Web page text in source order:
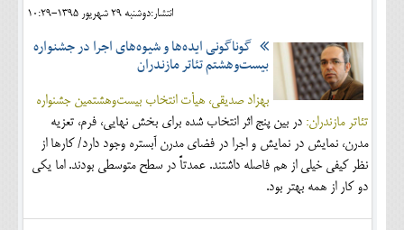
انتشار:دوشنبه 29 شهريور 1395-10:29
گوناگونی ایده‌ها و شیوه‌های اجرا در جشنواره
بیست‌وهشتم تئاتر مازندران
بهزاد صدیقی، هیأت انتخاب بیست‌وهشتمین جشنواره
تئاتر مازندران: در بین پنج اثر انتخاب شده برای بخش نهایی، فرم، تعزیه
مدرن، نمایش در نمایش و اجرا در فضای مدرن آبستره وجود دارد/ کارها از
نظر کیفی خیلی از هم فاصله داشتند. عمدتاً در سطح متوسطی بودند. اما یکی
دو کار از همه بهتر بود.